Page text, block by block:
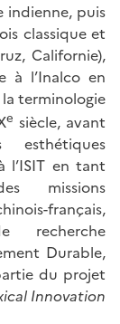
indienne, puis
classique et
Californie),
à l’Inalco en
terminologie
e siècle, avant
esthétiques
l’ISIT en tant
missions
français,
recherche
Durable,
du projet
Innovation